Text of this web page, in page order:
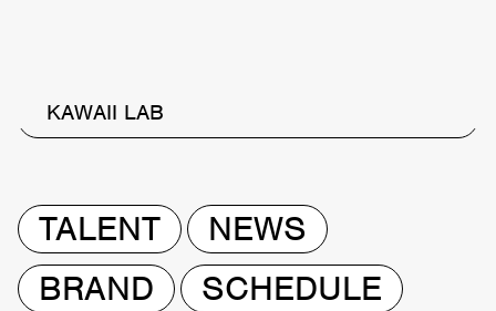
KAWAII LAB
TALENT
NEWS
BRAND
SCHEDULE